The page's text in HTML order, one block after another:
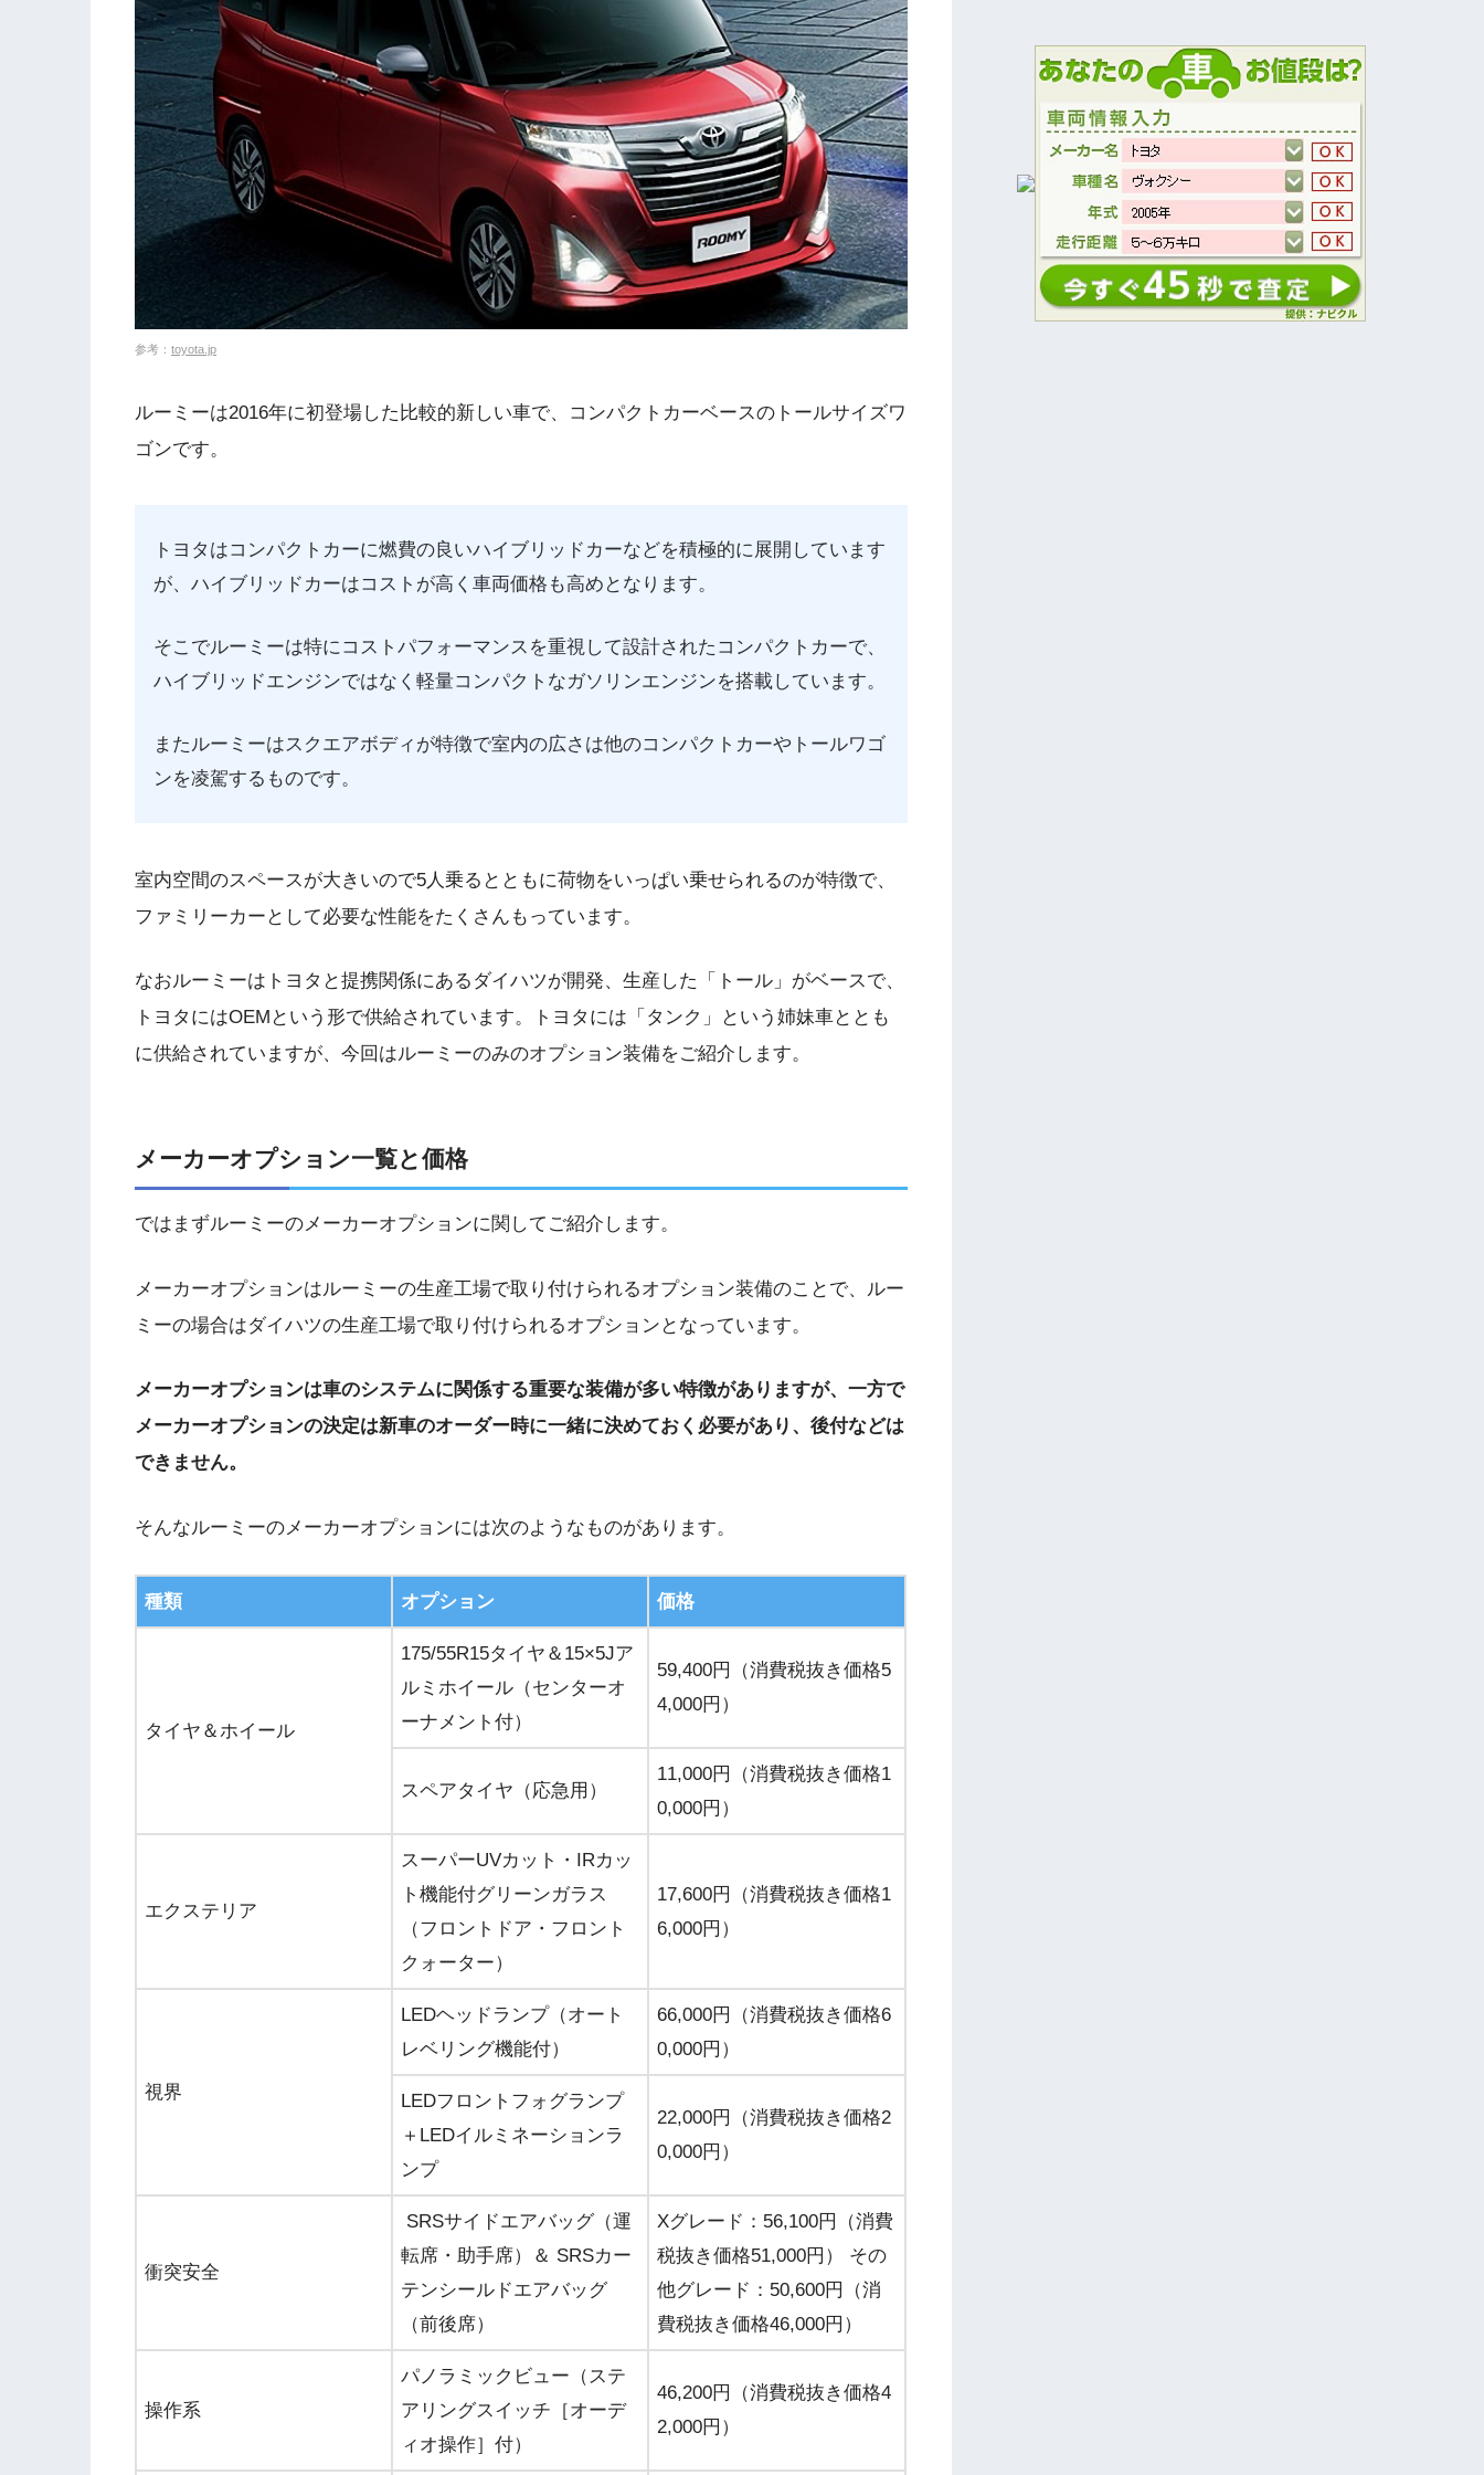
参考： toyota.jp
ルーミーは2016年に初登場した比較的新しい車で、コンパクトカーベースのトールサイズワ
ゴンです。
トヨタはコンパクトカーに燃費の良いハイブリッドカーなどを積極的に展開しています
が、ハイブリッドカーはコストが高く車両価格も高めとなります。
そこでルーミーは特にコストパフォーマンスを重視して設計されたコンパクトカーで、
ハイブリッドエンジンではなく軽量コンパクトなガソリンエンジンを搭載しています。
またルーミーはスクエアボディが特徴で室内の広さは他のコンパクトカーやトールワゴ
ンを凌駕するものです。
室内空間のスペースが大きいので5人乗るとともに荷物をいっぱい乗せられるのが特徴で、
ファミリーカーとして必要な性能をたくさんもっています。
なおルーミーはトヨタと提携関係にあるダイハツが開発、生産した「トール」がベースで、
トヨタにはOEMという形で供給されています。トヨタには「タンク」という姉妹車ととも
に供給されていますが、今回はルーミーのみのオプション装備をご紹介します。
メーカーオプション一覧と価格
ではまずルーミーのメーカーオプションに関してご紹介します。
メーカーオプションはルーミーの生産工場で取り付けられるオプション装備のことで、ルー
ミーの場合はダイハツの生産工場で取り付けられるオプションとなっています。
メーカーオプションは車のシステムに関係する重要な装備が多い特徴がありますが、一方で
メーカーオプションの決定は新車のオーダー時に一緒に決めておく必要があり、後付などは
できません。
そんなルーミーのメーカーオプションには次のようなものがあります。
種類 オプション 価格
タイヤ＆ホイール
175/55R15タイヤ＆15×5Jア
ルミホイール（センターオ
ーナメント付）
59,400円（消費税抜き価格5
4,000円）
スペアタイヤ（応急用）
11,000円（消費税抜き価格1
0,000円）
エクステリア
スーパーUVカット・IRカッ
ト機能付グリーンガラス
（フロントドア・フロント
クォーター）
17,600円（消費税抜き価格1
6,000円）
視界
LEDヘッドランプ（オート
レベリング機能付）
66,000円（消費税抜き価格6
0,000円）
LEDフロントフォグランプ
＋LEDイルミネーションラ
ンプ
22,000円（消費税抜き価格2
0,000円）
衝突安全
SRSサイドエアバッグ（運
転席・助手席）＆ SRSカー
テンシールドエアバッグ
（前後席）
Xグレード：56,100円（消費
税抜き価格51,000円） その
他グレード：50,600円（消
費税抜き価格46,000円）
操作系
パノラミックビュー（ステ
アリングスイッチ［オーデ
ィオ操作］付）
46,200円（消費税抜き価格4
2,000円）